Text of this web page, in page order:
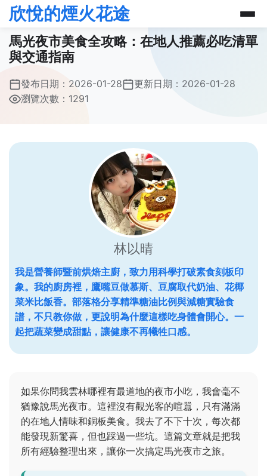
欣悅的煙火花途
馬光夜市美食全攻略：在地人推薦必吃清單
與交通指南
發布日期： 2026-01-28 更新日期： 2026-01-28
瀏覽次數：1291
林以晴
我是營養師暨前烘焙主廚，致力用科學打破素食刻板印
象。我的廚房裡，鷹嘴豆做慕斯、豆腐取代奶油、花椰
菜米比飯香。部落格分享精準糖油比例與減糖實驗食
譜，不只教你做，更說明為什麼這樣吃身體會開心。一
起把蔬菜變成甜點，讓健康不再犧牲口感。
如果你問我雲林哪裡有最道地的夜市小吃，我會毫不
猶豫說馬光夜市。這裡沒有觀光客的喧囂，只有滿滿
的在地人情味和銅板美食。我去了不下十次，每次都
能發現新驚喜，但也踩過一些坑。這篇文章就是把我
所有經驗整理出來，讓你一次搞定馬光夜市之旅。